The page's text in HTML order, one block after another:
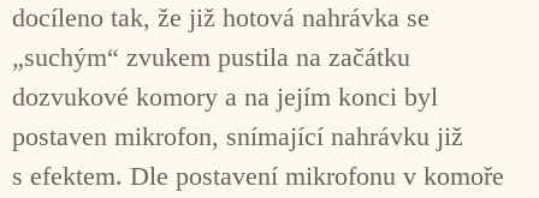
docíleno tak, že již hotová nahrávka se
„suchým“ zvukem pustila na začátku
dozvukové komory a na jejím konci byl
postaven mikrofon, snímající nahrávku již
s efektem. Dle postavení mikrofonu v komoře